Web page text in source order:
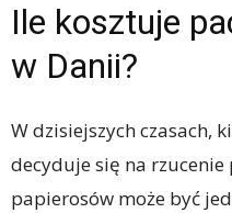
Ile kosztuje
w Danii?
W dzisiejszych czasach,
decyduje się na rzucenie
papierosów może być